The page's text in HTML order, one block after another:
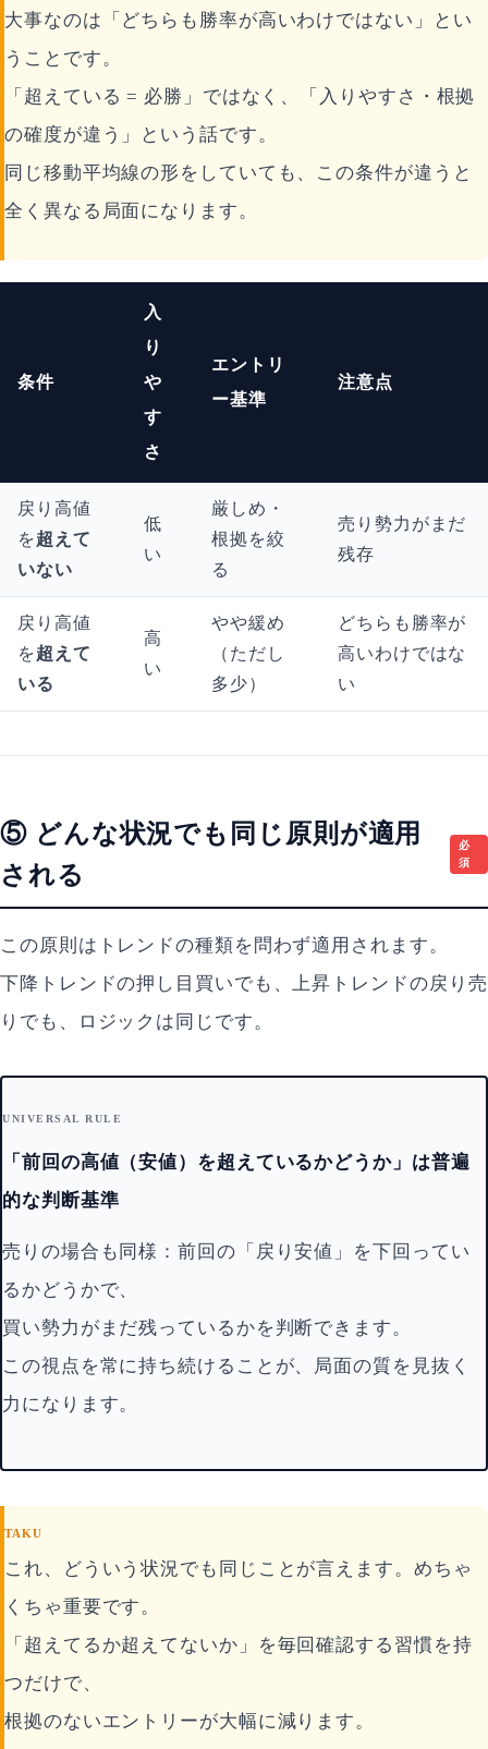
大事なのは「どちらも勝率が高いわけではない」とい
うことです。
「超えている = 必勝」ではなく、「入りやすさ・根拠
の確度が違う」という話です。
同じ移動平均線の形をしていても、この条件が違うと
全く異なる局面になります。
条件
入
り
や
す
さ
エントリ
ー基準
注意点
戻り高値
を超えて
いない
低
い
厳しめ・
根拠を絞
る
売り勢力がまだ
残存
戻り高値
を超えて
いる
高
い
やや緩め
（ただし
多少）
どちらも勝率が
高いわけではな
い
⑤ どんな状況でも同じ原則が適用
される
必
須
この原則はトレンドの種類を問わず適用されます。
下降トレンドの押し目買いでも、上昇トレンドの戻り売
りでも、ロジックは同じです。
UNIVERSAL RULE
「前回の高値（安値）を超えているかどうか」は普遍
的な判断基準
売りの場合も同様：前回の「戻り安値」を下回ってい
るかどうかで、
買い勢力がまだ残っているかを判断できます。
この視点を常に持ち続けることが、局面の質を見抜く
力になります。
TAKU
これ、どういう状況でも同じことが言えます。めちゃ
くちゃ重要です。
「超えてるか超えてないか」を毎回確認する習慣を持
つだけで、
根拠のないエントリーが大幅に減ります。